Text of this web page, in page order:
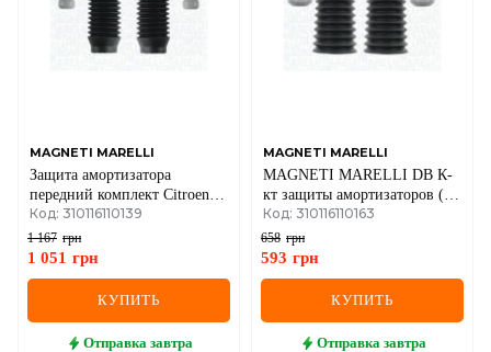
MAGNETI MARELLI
Защита амортизатора
передний комплект Citroen
C1, Peugeot, Toyota
Код: 310116110139
1 167 грн
1 051 грн
КУПИТЬ
Отправка завтра
MAGNETI MARELLI
MAGNETI MARELLI DB К-
кт защиты амортизаторов (2
пыльн.+2 отбойн.) перед.
W203
Код: 310116110163
658 грн
593 грн
КУПИТЬ
Отправка завтра